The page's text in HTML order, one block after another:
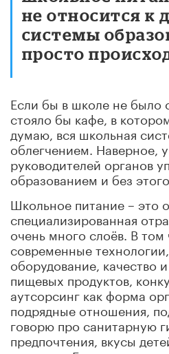
не относится к
системы
просто
Если бы в школе не было
стояло бы кафе, в
думаю, вся школьная
облегчением. Наверное,
руководителей органов
образованием и без
Школьное питание – это
специализированная
очень много слоёв. В том
современные
оборудование, качество
пищевых продуктов,
аутсорсинг как форма
подрядные отношения,
говорю про санитарную
предпочтения, вкусы